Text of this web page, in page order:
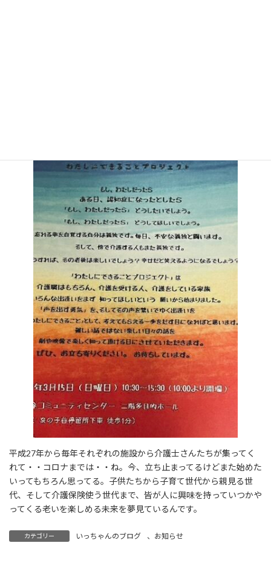
平成27年から毎年それぞれの施設から介護士さんたちが集ってく
れて・・コロナまでは・・ね。今、立ち止まってるけどまた始めた
いってもちろん思ってる。子供たちから子育て世代から親見る世
代、そして介護保険使う世代まで、皆が人に興味を持っていつかや
ってくる老いを楽しめる未来を夢見ているんです。
カテゴリー いっちゃんのブログ 、 お知らせ